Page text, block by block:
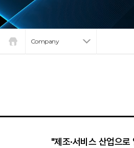
Company
"제조·서비스 산업으